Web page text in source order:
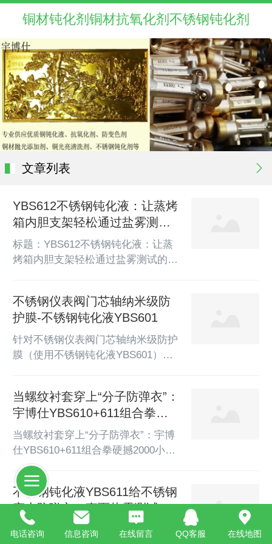
铜材钝化剂铜材抗氧化剂不锈钢钝化剂
文章列表
YBS612不锈钢钝化液：让蒸烤
箱内胆支架轻松通过盐雾测试
的终极解决方案！​
标题：YBS612不锈钢钝化液：让蒸
烤箱内胆支架轻松通过盐雾测试的终
要承受高温、高湿的严苛环境，还必
须具备出色的耐腐蚀性能。盐雾测试
是衡量其耐久性的关键指标，而传统
的防护工艺往往难以兼顾效率与效
成为行业标杆级解决方案！一、盐雾
测试轻松达标，耐久性提升
不锈钢仪表阀门芯轴纳米级防
护膜-不锈钢钝化液YBS601
针对不锈钢仪表阀门芯轴纳米级防护
膜（使用不锈钢钝化液YBS601）的
理流程脱脂清洗：采用碱性清洗剂或
有机溶剂彻底去除芯轴表面油污、粉
尘，确保无残留（推荐超声波清洗，
60-70℃, 5-10分钟）。酸洗活化：对
混合液浸泡1-3分钟（室温），随后
用去离子水冲洗至中性。喷砂处理
（可选）：若表面有焊斑...
当螺纹衬套穿上“分子防弹衣”：
宇博仕YBS610+611组合拳硬
撼2000小时盐雾
当螺纹衬套穿上“分子防弹衣”：宇博
仕YBS610+611组合拳硬撼2000小时
盐雾**——一场让酸雨、海雾、氯离
子集体失效的金属强化革命**“沿海
工厂的机修班长们有个共识：没做强
化钝化的不锈钢螺纹衬套，就是给设
备埋的定时锈雷。”——某重工企业
设备维护手册扉页警示一、生死96小
不锈钢钝化液YBS611给不锈钢
穿上防弹衣，直面盐雾测试的
战场
宇博仕YBS611：以分子之名，终结
电话咨询 信息咨询 在线留言 QQ客服 在线地图